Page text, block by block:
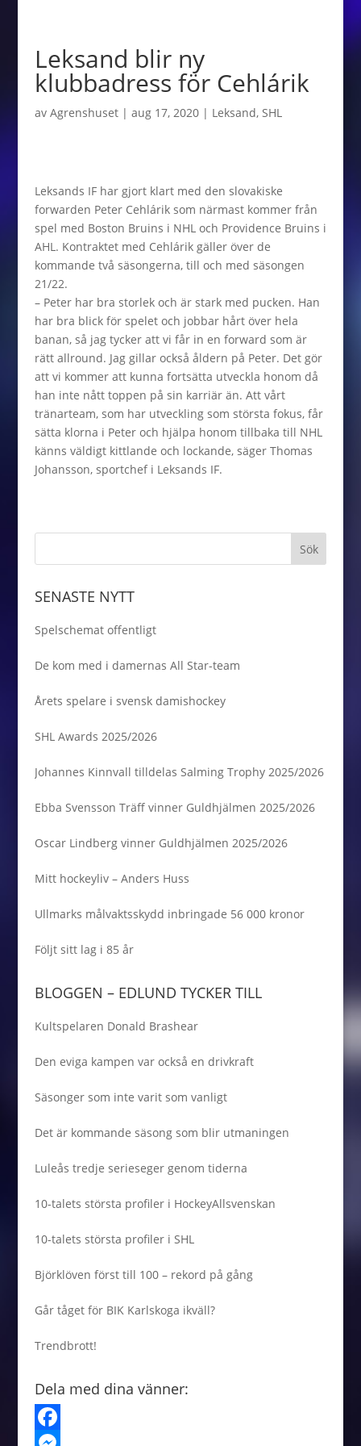
Leksand blir ny
klubbadress för Cehlárik
av Agrenshuset| aug 17, 2020| Leksand, SHL
Leksands IF har gjort klart med den slovakiske
forwarden Peter Cehlárik som närmast kommer från
spel med Boston Bruins i NHL och Providence Bruins i
AHL. Kontraktet med Cehlárik gäller över de
kommande två säsongerna, till och med säsongen
21/22.
– Peter har bra storlek och är stark med pucken. Han
har bra blick för spelet och jobbar hårt över hela
banan, så jag tycker att vi får in en forward som är
rätt allround. Jag gillar också åldern på Peter. Det gör
att vi kommer att kunna fortsätta utveckla honom då
han inte nått toppen på sin karriär än. Att vårt
tränarteam, som har utveckling som största fokus, får
sätta klorna i Peter och hjälpa honom tillbaka till NHL
känns väldigt kittlande och lockande, säger Thomas
Johansson, sportchef i Leksands IF.
SENASTE NYTT
Spelschemat offentligt
De kom med i damernas All Star-team
Årets spelare i svensk damishockey
SHL Awards 2025/2026
Johannes Kinnvall tilldelas Salming Trophy 2025/2026
Ebba Svensson Träff vinner Guldhjälmen 2025/2026
Oscar Lindberg vinner Guldhjälmen 2025/2026
Mitt hockeyliv – Anders Huss
Ullmarks målvaktsskydd inbringade 56 000 kronor
Följt sitt lag i 85 år
BLOGGEN – EDLUND TYCKER TILL
Kultspelaren Donald Brashear
Den eviga kampen var också en drivkraft
Säsonger som inte varit som vanligt
Det är kommande säsong som blir utmaningen
Luleås tredje serieseger genom tiderna
10-talets största profiler i HockeyAllsvenskan
10-talets största profiler i SHL
Björklöven först till 100 – rekord på gång
Går tåget för BIK Karlskoga ikväll?
Trendbrott!
Dela med dina vänner:
F